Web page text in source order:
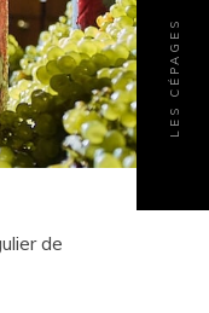
de
LES CÉPAGES